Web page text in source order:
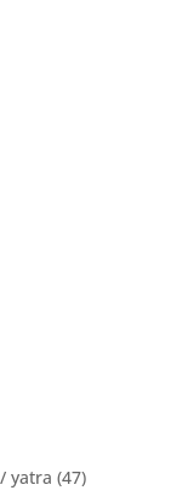
yatra (47)